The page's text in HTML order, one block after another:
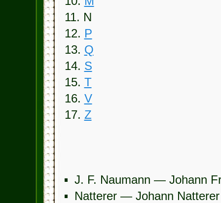
11. N
12. P
13. Q
14. S
15. T
16. V
17. Z
J. F. Naumann — Johann
Natterer — Johann Natterer